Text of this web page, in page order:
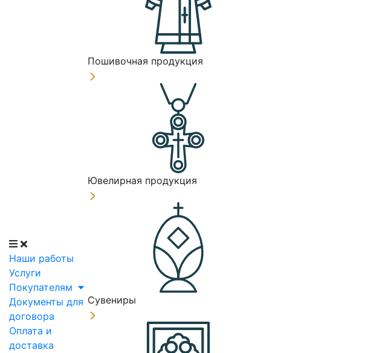
Наши работы
Услуги
Покупателям
Документы для
договора
Оплата и
доставка
Пошивочная продукция
Ювелирная продукция
Сувениры